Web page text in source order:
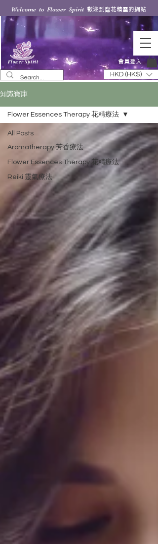
HKD (HK$)
Flower Spirit 會員登入
Welcome to Flower Spirit 歡迎到臨花精靈的網站
知識寶庫
All Posts
Aromatherapy 芳香療法
Flower Essences Therapy 花精療法
Reiki 靈氣療法
Flower Essences Therapy 花精療法